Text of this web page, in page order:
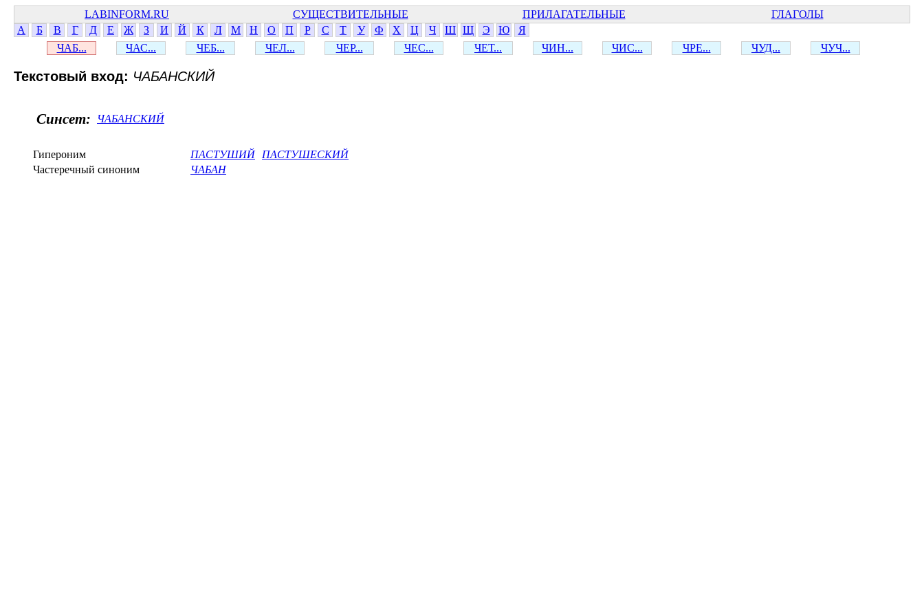
LABINFORM.RU СУЩЕСТВИТЕЛЬНЫЕ ПРИЛАГАТЕЛЬНЫЕ
ГЛАГОЛЫ
А
Б В Г Д Е Ж З И Й К Л М Н О П Р С Т У Ф Х Ц Ч Ш Щ Э Ю
Я
ЧАБ...
ЧАС... ЧЕБ... ЧЕЛ... ЧЕР... ЧЕС... ЧЕТ... ЧИН... ЧИС... ЧРЕ... ЧУД... ЧУЧ...
Текстовый вход: ЧАБАНСКИЙ
Синсет: ЧАБАНСКИЙ
Гипероним ПАСТУШИЙ
ПАСТУШЕСКИЙ
Частеречный синоним
ЧАБАН